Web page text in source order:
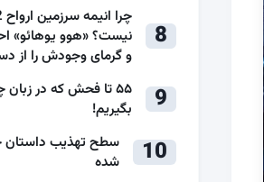
8
نیست؟ «هوو یوهائو»
و گرمای وجودش را از
9
۵۵ تا فحش که در زبان
بگیریم!
10
سطح تهذیب داستان
شده